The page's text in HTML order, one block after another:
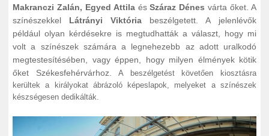
Makranczi Zalán, Egyed AttilaésSzáraz Dénes várta őket. A
színészekkel Látrányi Viktória beszélgetett. A jelenlévők
például olyan kérdésekre is megtudhatták a választ, hogy mi
volt a színészek számára a legnehezebb az adott uralkodó
megtestesítésében, vagy éppen, hogy milyen élmények kötik
őket Székesfehérvárhoz.A beszélgetést követően kiosztásra
kerültek a királyokat ábrázoló képeslapok, melyeket a színészek
készségesen dedikálták.